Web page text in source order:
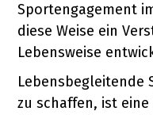
Sportengagement
diese Weise ein
Lebensweise
Lebensbegleitende
zu schaffen, ist